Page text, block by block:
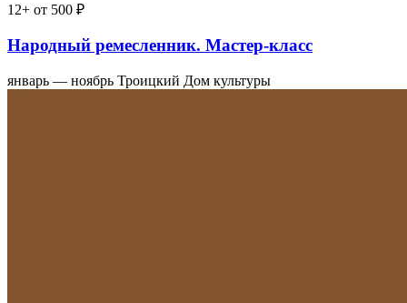
12+ от 500 ₽
Народный ремесленник. Мастер-класс
январь — ноябрь Троицкий Дом культуры